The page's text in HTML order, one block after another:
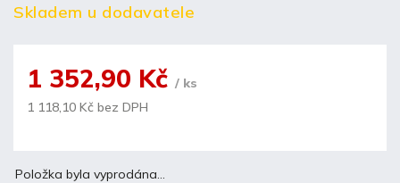
Skladem u dodavatele
1 352,90 Kč / ks
1 118,10 Kč bez DPH
Položka byla vyprodána…